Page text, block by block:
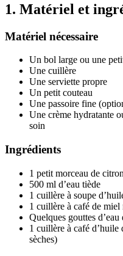
1. Matériel et
Matériel nécessaire
Un bol large ou une
Une cuillère
Une serviette propre
Un petit couteau
Une passoire fine
Une crème hydratante
soin
Ingrédients
1 petit morceau de
500 ml d’eau tiède
1 cuillère à soupe
1 cuillère à café de
Quelques gouttes
1 cuillère à café
sèches)